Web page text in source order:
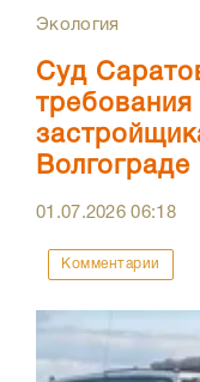
Экология
Суд
Волгограде
01.07.202606:18
Комментарии